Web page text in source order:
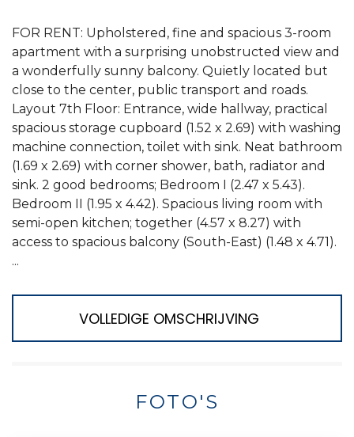
FOR RENT: Upholstered, fine and spacious 3-room
apartment with a surprising unobstructed view and
a wonderfully sunny balcony. Quietly located but
close to the center, public transport and roads.
Layout 7th Floor: Entrance, wide hallway, practical
spacious storage cupboard (1.52 x 2.69) with washing
machine connection, toilet with sink. Neat bathroom
(1.69 x 2.69) with corner shower, bath, radiator and
sink. 2 good bedrooms; Bedroom I (2.47 x 5.43).
Bedroom II (1.95 x 4.42). Spacious living room with
semi-open kitchen; together (4.57 x 8.27) with
access to spacious balcony (South-East) (1.48 x 4.71).
...
VOLLEDIGE OMSCHRIJVING
FOTO'S